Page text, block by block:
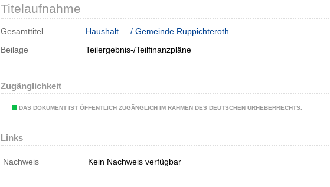
Titelaufnahme
Gesamttitel
Haushalt ... / Gemeinde Ruppichteroth
Beilage
Teilergebnis-/Teilfinanzpläne
Zugänglichkeit
DAS DOKUMENT IST ÖFFENTLICH ZUGÄNGLICH IM RAHMEN DES DEUTSCHEN URHEBERRECHTS.
Links
Nachweis Kein Nachweis verfügbar